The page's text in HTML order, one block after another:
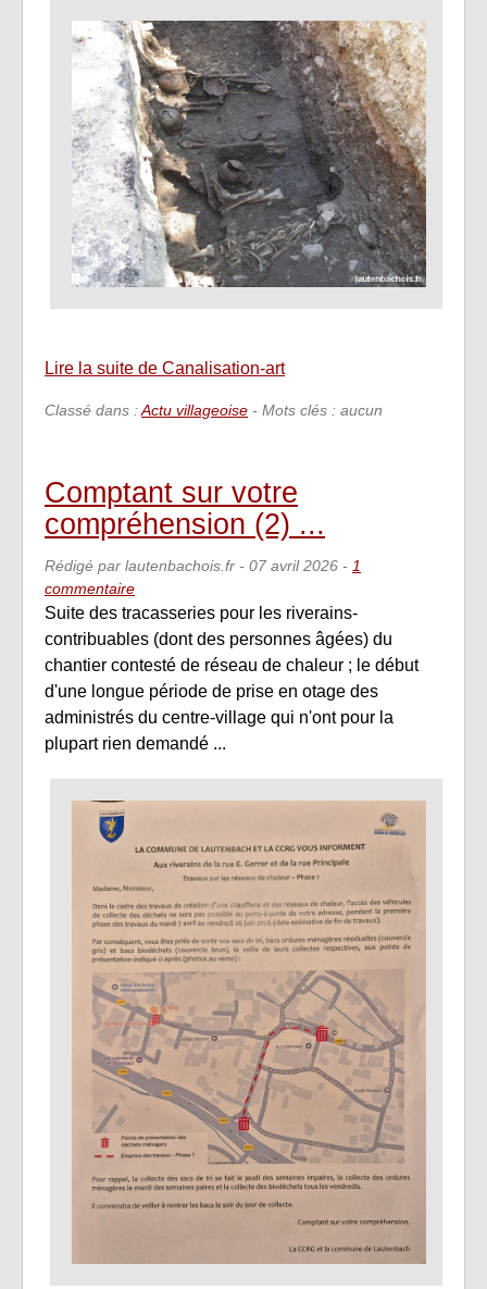
Lire la suite de Canalisation-art
Classé dans :Actu villageoise - Mots clés : aucun
Comptant sur votre
compréhension (2) ...
Rédigé par lautenbachois.fr - 07 avril 2026 - 1
commentaire
Suite des tracasseries pour les riverains-
contribuables (dont des personnes âgées) du
chantier contesté de réseau de chaleur ; le début
d'une longue période de prise en otage des
administrés du centre-village qui n'ont pour la
plupart rien demandé ...